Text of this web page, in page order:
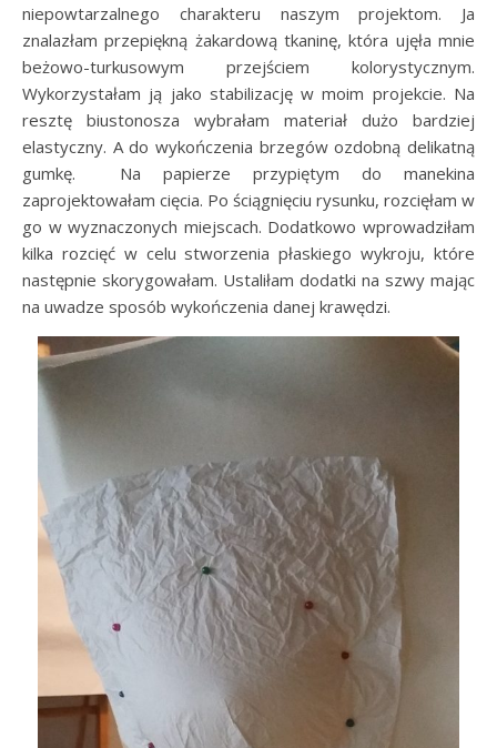
niepowtarzalnego charakteru naszym projektom. Ja
znalazłam przepiękną żakardową tkaninę, która ujęła mnie
beżowo-turkusowym przejściem kolorystycznym.
Wykorzystałam ją jako stabilizację w moim projekcie. Na
resztę biustonosza wybrałam materiał dużo bardziej
elastyczny. A do wykończenia brzegów ozdobną delikatną
gumkę. Na papierze przypiętym do manekina
zaprojektowałam cięcia. Po ściągnięciu rysunku, rozcięłam w
go w wyznaczonych miejscach. Dodatkowo wprowadziłam
kilka rozcięć w celu stworzenia płaskiego wykroju, które
następnie skorygowałam. Ustaliłam dodatki na szwy mając
na uwadze sposób wykończenia danej krawędzi.